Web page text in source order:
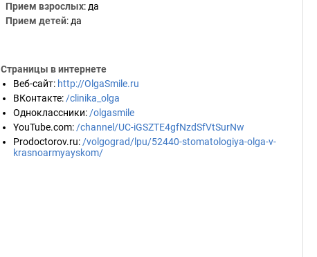
Прием взрослых: да
Прием детей: да
Страницы в интернете
Веб-сайт: http://OlgaSmile.ru
ВКонтакте: /clinika_olga
Одноклассники: /olgasmile
YouTube.com: /channel/UC-iGSZTE4gfNzdSfVtSurNw
Prodoctorov.ru: /volgograd/lpu/52440-stomatologiya-olga-v-
krasnoarmyayskom/